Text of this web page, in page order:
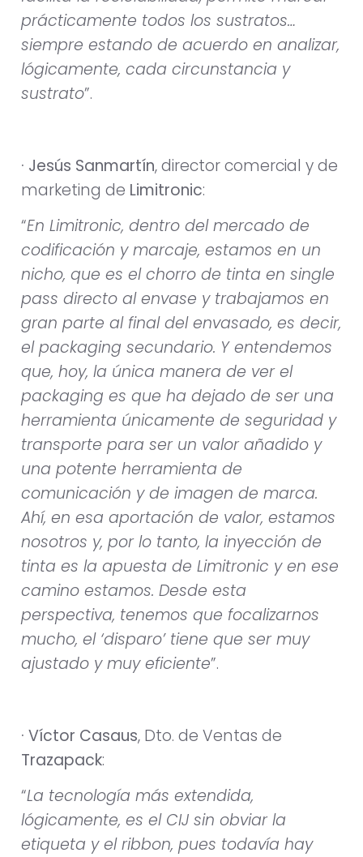
prácticamente todos los sustratos…
siempre estando de acuerdo en analizar,
lógicamente, cada circunstancia y
sustrato”.
· Jesús Sanmartín, director comercial y de
marketing de Limitronic:
“En Limitronic, dentro del mercado de
codificación y marcaje, estamos en un
nicho, que es el chorro de tinta en single
pass directo al envase y trabajamos en
gran parte al final del envasado, es decir,
el packaging secundario. Y entendemos
que, hoy, la única manera de ver el
packaging es que ha dejado de ser una
herramienta únicamente de seguridad y
transporte para ser un valor añadido y
una potente herramienta de
comunicación y de imagen de marca.
Ahí, en esa aportación de valor, estamos
nosotros y, por lo tanto, la inyección de
tinta es la apuesta de Limitronic y en ese
camino estamos. Desde esta
perspectiva, tenemos que focalizarnos
mucho, el ‘disparo’ tiene que ser muy
ajustado y muy eficiente”.
· Víctor Casaus, Dto. de Ventas de
Trazapack:
“La tecnología más extendida,
lógicamente, es el CIJ sin obviar la
etiqueta y el ribbon, pues todavía hay